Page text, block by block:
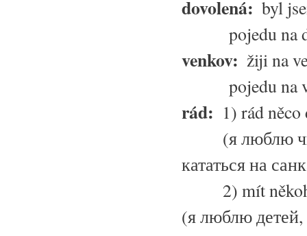
dovolená: byl
pojedu na
venkov: žiji na
pojedu na
rád: 1) rád
(я люблю
кататься на
2) mít
(я люблю